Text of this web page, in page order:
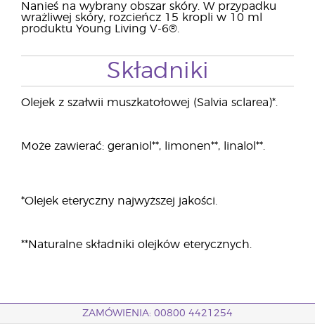
Nanieś na wybrany obszar skóry. W przypadku
wrażliwej skóry, rozcieńcz 15 kropli w 10 ml
produktu Young Living V-6®.
Składniki
Olejek z szałwii muszkatołowej (Salvia sclarea)*.
Może zawierać: geraniol**, limonen**, linalol**.
*Olejek eteryczny najwyższej jakości.
**Naturalne składniki olejków eterycznych.
ZAMÓWIENIA: 00800 4421254